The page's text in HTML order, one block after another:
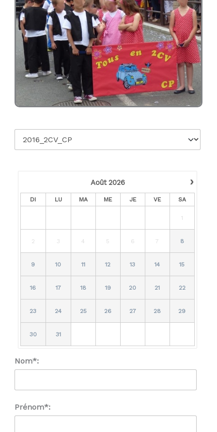
›
Août 2026
DI LU MA ME JE VE SA
1
2 3 4 5 6 7 8
9 10 11 12 13 14 15
16 17 18 19 20 21 22
23 24 25 26 27 28 29
30 31
Nom*:
Prénom*: